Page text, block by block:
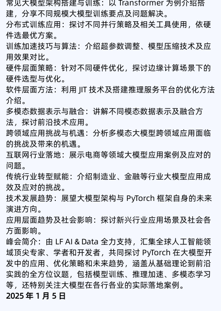
常见大模型架构搭建与训练：以 Transformer 为例介绍搭
建，分享不同规模大模型训练要点及问题解决。
分布式训练应用：探讨不同并行策略及相关工具使用，依硬
件选最优方案。
训练加速技巧与算法：介绍超参数调整、模型压缩技术及应
用效果对比。
硬件层面策略：针对不同硬件优化，探讨边缘计算场景下的
硬件选型与优化。
软件层面方法：利用 JIT 技术及搭建推理服务平台的优化方法
介绍。
多模态数据表示与融合：讲解不同模态数据表示及融合方
法，探讨前沿技术应用。
跨领域应用挑战与机遇：分析多模态大模型跨领域应用面临
的挑战及带来的机遇。
互联网行业落地：展示电商等领域大模型应用案例及应对的
问题。
传统行业转型赋能：介绍制造业、金融等行业大模型应用成
效及应对的挑战。
技术发展趋势：展望大模型架构与 PyTorch 框架自身的未来
演进方向。
应用层面趋势及社会影响：探讨新兴行业应用场景及社会各
方面影响。
峰会简介：由 LF AI & Data 全力支持，汇集全球人工智能领
域顶尖专家、学者和开发者，共同探讨 PyTorch 在大模型开
发中的应用、优化策略和未来趋势，涵盖从基础理论到前沿
实践的全方位议题，包括模型训练、推理加速、多模态学习
等，还特别关注大模型在各行各业的实际落地案例。
2025 年 1 月 5 日